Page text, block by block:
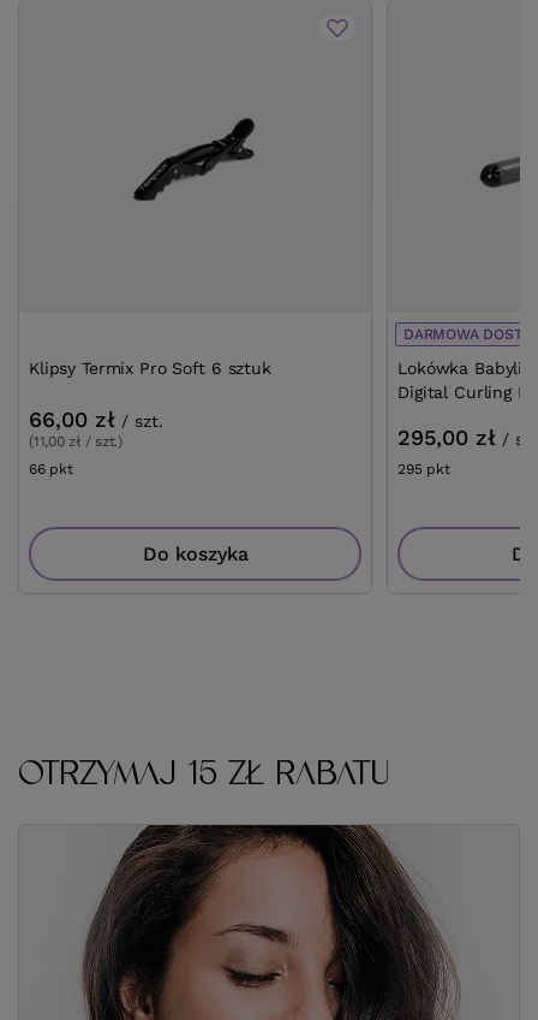
Klipsy Termix Pro Soft 6 sztuk
66,00 zł / szt.
(11,00 zł / szt.)
66 pktpunktów
Do koszyka
DARMOWA
Lokówka
Digital Curling
295,00 zł /
295 pktpunktów
OTRZYMAJ 15 ZŁ RABATU